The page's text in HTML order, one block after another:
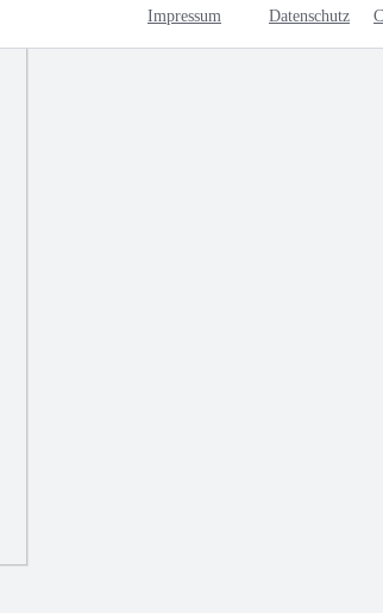
Impressum Datenschutz